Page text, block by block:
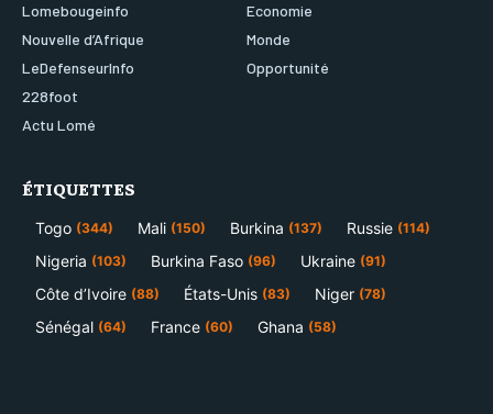
Lomebougeinfo
Nouvelle d’Afrique
LeDefenseurInfo
228foot
Actu Lomé
Economie
Monde
Opportunité
ÉTIQUETTES
Togo (344) Mali (150) Burkina (137) Russie (114)
Nigeria (103) Burkina Faso (96) Ukraine (91)
Côte d’Ivoire (88) États-Unis (83) Niger (78)
Sénégal (64) France (60) Ghana (58)